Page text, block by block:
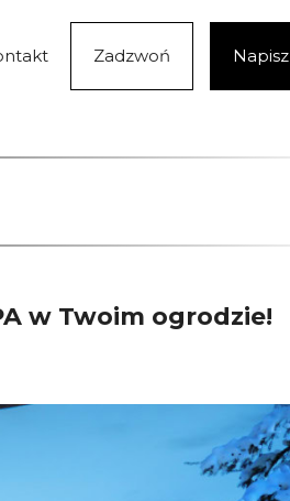
Zadzwoń Napisz
w Twoim ogrodzie!